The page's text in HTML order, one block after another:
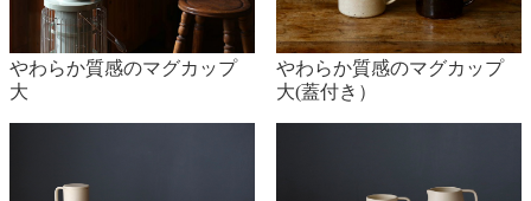
器の底が濡れている時は、よく拭き取ってから火にか
けてください。また空焚き厳禁ですので十分にご注意
ください。揚げ物用としては危険ですので絶対にお使
やわらか質感のマグカップ
大
やわらか質感のマグカップ
大(蓋付き）